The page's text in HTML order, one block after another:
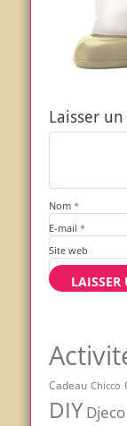
Laisser
Nom *
E-mail *
Site web
Cadeau Chicco
DIY Djeco